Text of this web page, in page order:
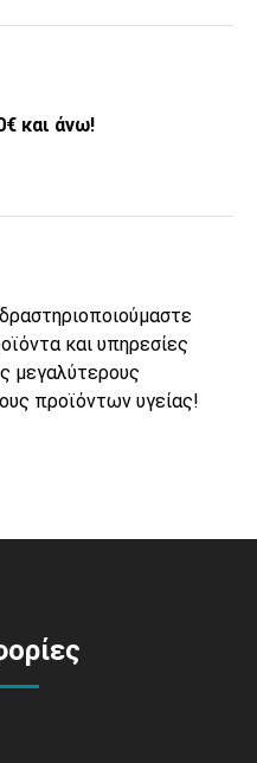
και άνω!
και υπηρεσίες
μεγαλύτερους
προϊόντων υγείας!